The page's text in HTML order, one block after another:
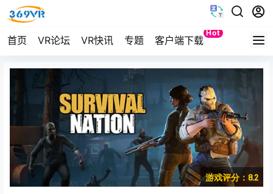
首页 VR论坛 VR快讯 专题 客户端下载
Hot
Quest
游戏评分：8.2